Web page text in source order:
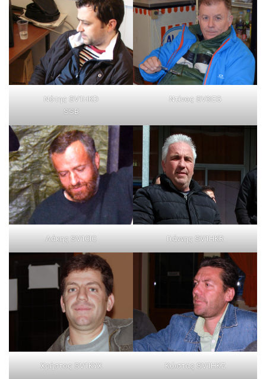
Νότης SV1HKD
SSB
Ντίνος SV3IEG
Λάκης SV1CIC Γιάννης SV1HKR
Χρήστος SV1KYX Κώστας SV1HKZ